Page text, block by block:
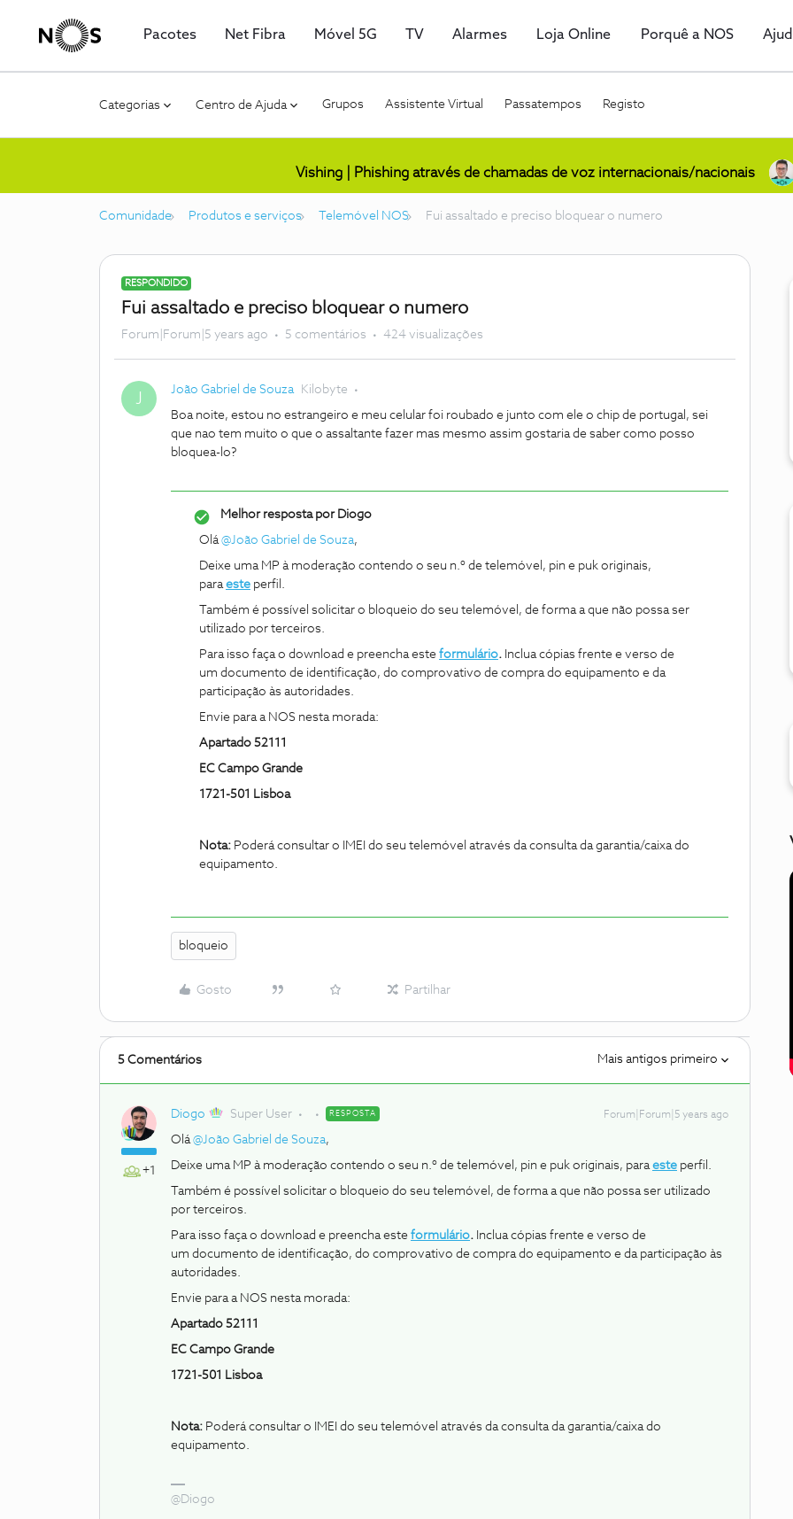
Pacotes Net Fibra Móvel 5G TV Alarmes Loja Online Porquê a NOS
Categorias Centro de Ajuda Grupos Assistente Virtual Passatempos Registo
Vishing | Phishing através de chamadas de voz internacionais/nacionais
Comunidade Produtos e serviços Telemóvel NOS Fui assaltado e preciso bloquear o numero
RESPONDIDO
Fui assaltado e preciso bloquear o numero
Forum|Forum|5 years ago 5 comentários 424 visualizações
J João Gabriel de Souza Kilobyte
Boa noite, estou no estrangeiro e meu celular foi roubado e junto com ele o chip de portugal, sei
que nao tem muito o que o assaltante fazer mas mesmo assim gostaria de saber como posso
bloquea-lo?
Melhor resposta porDiogo
Olá@João Gabriel de Souza,
Deixe uma MP à moderação contendo o seu n.º de telemóvel, pin e puk originais,
paraeste perfil.
Também é possível solicitar o bloqueio do seu telemóvel, de forma a que não possa ser
utilizado por terceiros.
Para isso faça o download e preencha este formulário. Inclua cópias frente e verso de
um documento de identificação, do comprovativo de compra do equipamento e da
participação às autoridades.
Envie para a NOS nesta morada:
Apartado 52111
EC Campo Grande
1721-501 Lisboa
Nota: Poderá consultar o IMEI do seu telemóvel através da consulta da garantia/caixa do
equipamento.
bloqueio
Gosto Partilhar
5 Comentários Mais antigos primeiro
+1
Diogo Super User RESPOSTA Forum|Forum|5 years ago
Olá@João Gabriel de Souza,
Deixe uma MP à moderação contendo o seu n.º de telemóvel, pin e puk originais, paraeste perfil.
Também é possível solicitar o bloqueio do seu telemóvel, de forma a que não possa ser utilizado
por terceiros.
Para isso faça o download e preencha este formulário. Inclua cópias frente e verso de
um documento de identificação, do comprovativo de compra do equipamento e da participação às
autoridades.
Envie para a NOS nesta morada:
Apartado 52111
EC Campo Grande
1721-501 Lisboa
Nota: Poderá consultar o IMEI do seu telemóvel através da consulta da garantia/caixa do
equipamento.
@Diogo